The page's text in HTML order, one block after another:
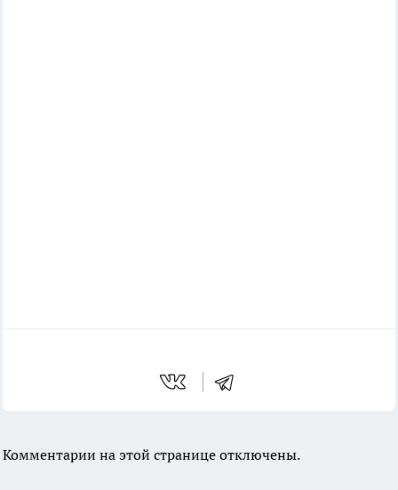
Комментарии на этой странице отключены.